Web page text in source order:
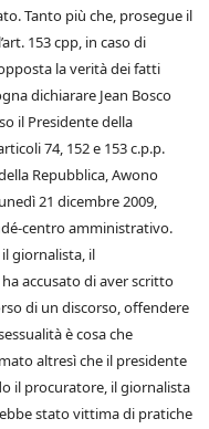
Tanto più che, prosegue il
153 cpp, in caso di
la verità dei fatti
dichiarare Jean Bosco
il Presidente della
74, 152 e 153 c.p.p.
Repubblica, Awono
21 dicembre 2009,
centro amministrativo.
giornalista, il
accusato di aver scritto
di un discorso, offendere
è cosa che
altresì che il presidente
il procuratore, il giornalista
stato vittima di pratiche